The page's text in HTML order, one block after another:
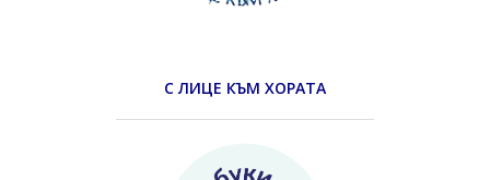
С ЛИЦЕ КЪМ ХОРАТА